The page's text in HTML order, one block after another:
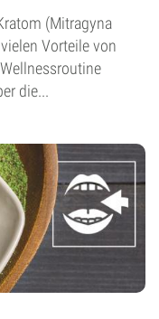
(Mitragyna
Vorteile von
die...